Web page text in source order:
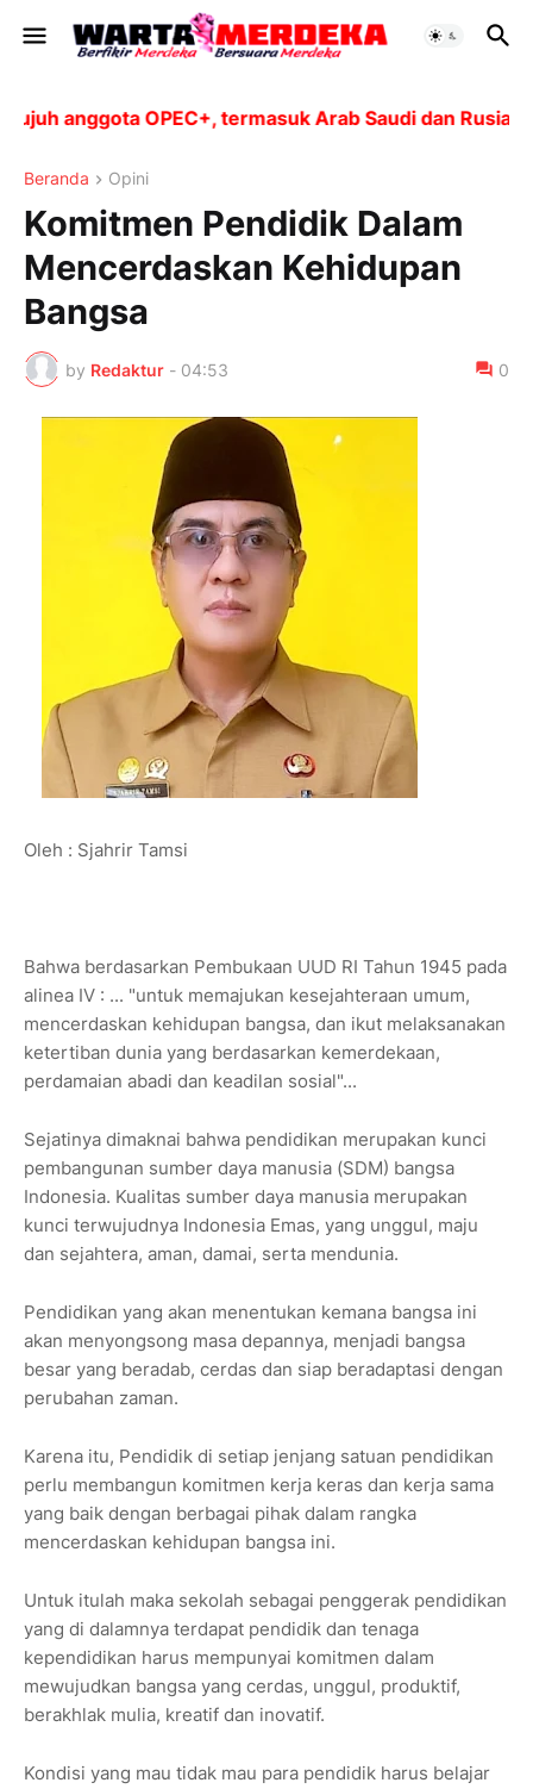
anggota OPEC+, termasuk Arab Saudi dan Rusia,
Beranda Opini
Komitmen Pendidik Dalam
Mencerdaskan Kehidupan
Bangsa
by Redaktur - 04:53 0
Oleh : Sjahrir Tamsi
Bahwa berdasarkan Pembukaan UUD RI Tahun 1945 pada
alinea IV : ... "untuk memajukan kesejahteraan umum,
mencerdaskan kehidupan bangsa, dan ikut melaksanakan
ketertiban dunia yang berdasarkan kemerdekaan,
perdamaian abadi dan keadilan sosial"...
Sejatinya dimaknai bahwa pendidikan merupakan kunci
pembangunan sumber daya manusia (SDM) bangsa
Indonesia. Kualitas sumber daya manusia merupakan
kunci terwujudnya Indonesia Emas, yang unggul, maju
dan sejahtera, aman, damai, serta mendunia.
Pendidikan yang akan menentukan kemana bangsa ini
akan menyongsong masa depannya, menjadi bangsa
besar yang beradab, cerdas dan siap beradaptasi dengan
perubahan zaman.
Karena itu, Pendidik di setiap jenjang satuan pendidikan
perlu membangun komitmen kerja keras dan kerja sama
yang baik dengan berbagai pihak dalam rangka
mencerdaskan kehidupan bangsa ini.
Untuk itulah maka sekolah sebagai penggerak pendidikan
yang di dalamnya terdapat pendidik dan tenaga
kependidikan harus mempunyai komitmen dalam
mewujudkan bangsa yang cerdas, unggul, produktif,
berakhlak mulia, kreatif dan inovatif.
Kondisi yang mau tidak mau para pendidik harus belajar